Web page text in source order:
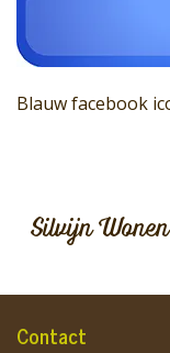
Blauw facebook
Silvijn
Contact